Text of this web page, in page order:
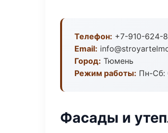
Телефон: +7-910-624-
Email:
Город: Тюмень
Режим работы: Пн-Сб:
Фасады и